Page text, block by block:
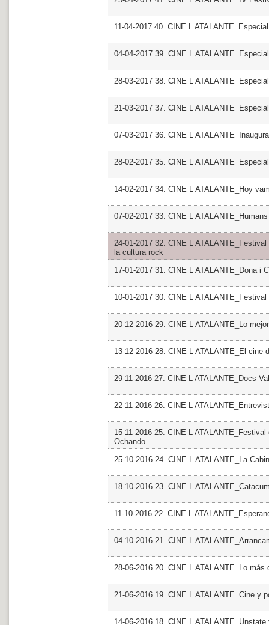
11-04-2017 40. CINE L
04-04-2017 39. CINE L
28-03-2017 38. CINE L
21-03-2017 37. CINE L
07-03-2017 36. CINE L
28-02-2017 35. CINE L
14-02-2017 34. CINE L ATALANTE_Hoy
07-02-2017 33. CINE L
24-01-2017 32. CINE L
la cultura rock
17-01-2017 31. CINE L ATALANTE_Dona i
10-01-2017 30. CINE L
20-12-2016 29. CINE L ATALANTE_Lo
13-12-2016 28. CINE L ATALANTE_El cine
29-11-2016 27. CINE L ATALANTE_Docs
22-11-2016 26. CINE L
15-11-2016 25. CINE L
Ochando
25-10-2016 24. CINE L ATALANTE_La
18-10-2016 23. CINE L
11-10-2016 22. CINE L
04-10-2016 21. CINE L
28-06-2016 20. CINE L ATALANTE_Lo más
21-06-2016 19. CINE L ATALANTE_Cine y
14-06-2016 18. CINE L